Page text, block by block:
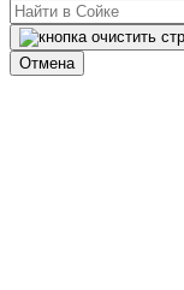
Отмена